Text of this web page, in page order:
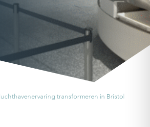
transformeren in Bristol